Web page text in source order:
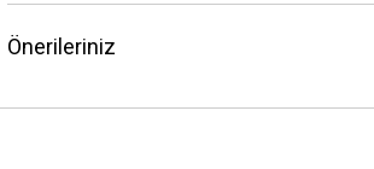
Önerileriniz